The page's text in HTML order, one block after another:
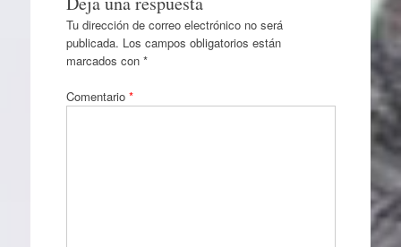
Tu dirección de correo electrónico no será
publicada. Los campos obligatorios están
marcados con *
Comentario *